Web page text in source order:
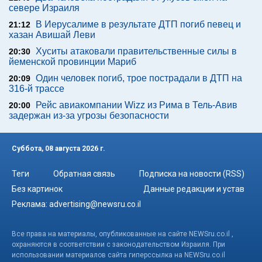
севере Израиля
21:12
В Иерусалиме в результате ДТП погиб певец и
хазан Авишай Леви
20:30 Хуситы атаковали правительственные силы в
йеменской провинции Мариб
20:09 Один человек погиб, трое пострадали в ДТП на
316-й трассе
20:00
Рейс авиакомпании Wizz из Рима в Тель-Авив
задержан из-за угрозы безопасности
Суббота, 08 августа 2026 г.
Теги Обратная связь
Подписка на новости (RSS)
Без картинок
Данные редакции и устав
Реклама: advertising@newsru.co.il
Все права на материалы, опубликованные на сайте NEWSru.co.il ,
охраняются в соответствии с законодательством Израиля. При
использовании материалов сайта гиперссылка на NEWSru.co.il